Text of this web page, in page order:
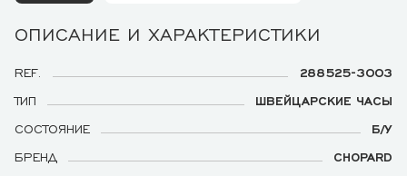
ОПИСАНИЕ И ХАРАКТЕРИСТИКИ
REF.
288525-3003
ТИП
ШВЕЙЦАРСКИЕ ЧАСЫ
СОСТОЯНИЕ
Б/У
БРЕНД
CHOPARD